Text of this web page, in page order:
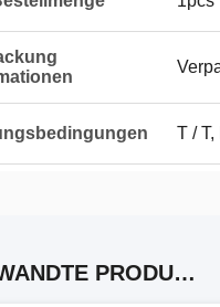
T /
VERWANDTE PRODUKTE